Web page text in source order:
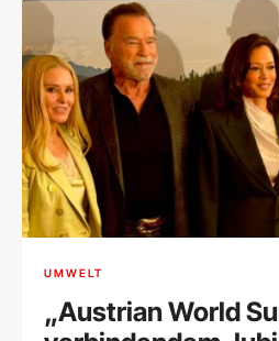
UMWELT
„Austrian World